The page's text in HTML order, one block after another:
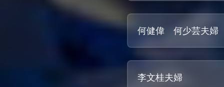
何健偉 何少芸夫婦
李文桂夫婦